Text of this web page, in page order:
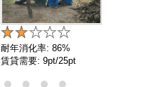
耐年消化率: 86%
賃貸需要: 9pt/25pt